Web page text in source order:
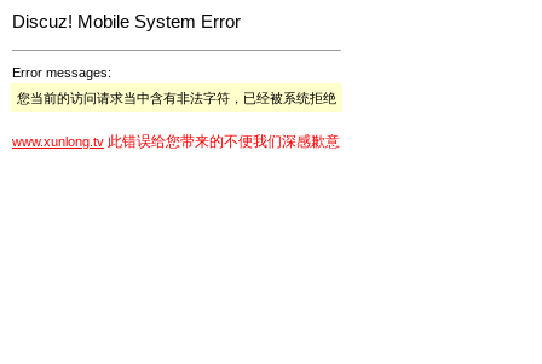
Discuz! Mobile System Error
Error messages:
您当前的访问请求当中含有非法字符，已经被系统拒绝
www.xunlong.tv 此错误给您带来的不便我们深感歉意